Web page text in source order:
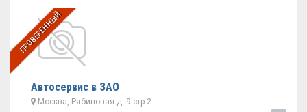
ПРОВЕРЕННЫЙ
Автосервис в ЗАО
Москва, Рябиновая д. 9 стр.2